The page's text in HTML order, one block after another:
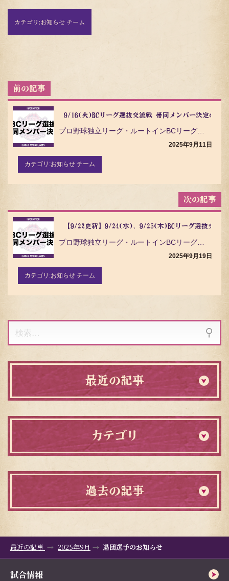
カテゴリ:お知らせ チーム
投
稿
ナ
ゲ
ー
シ
9/16(火)BCリーグ選抜交流戦 帯同メンバー決定のお
2025年9月11日
カテゴリ:お知らせ チーム
【9/22更新】9/24(水)、9/25(木)BCリーグ選抜交流
2025年9月19日
カテゴリ:お知らせ チーム
検
索:
最近の記事
カテゴリ
過去の記事
最近の記事 2025年9月 退団選手のお知らせ
試合情報